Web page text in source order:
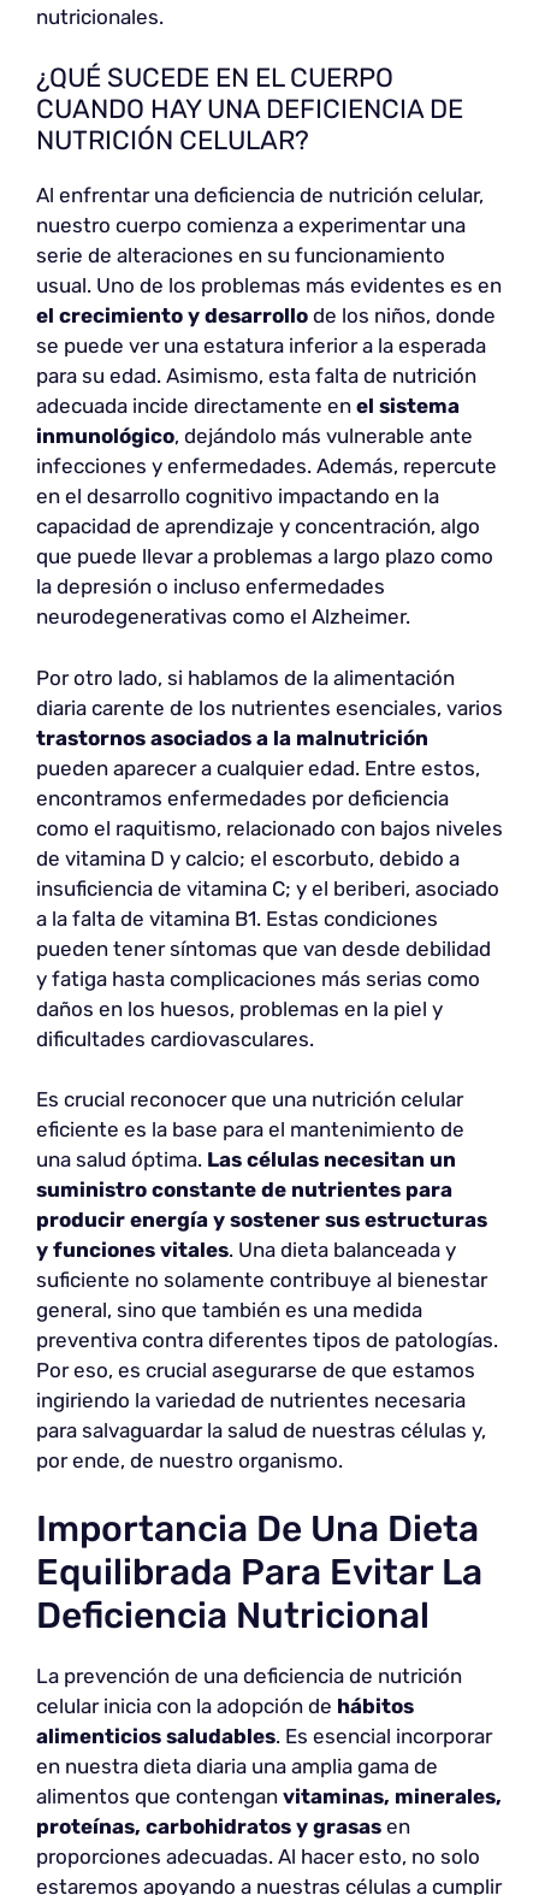
nutricionales.
¿QUÉ SUCEDE EN EL CUERPO
CUANDO HAY UNA DEFICIENCIA DE
NUTRICIÓN CELULAR?
Al enfrentar una deficiencia de nutrición celular,
nuestro cuerpo comienza a experimentar una
serie de alteraciones en su funcionamiento
usual. Uno de los problemas más evidentes es en
el crecimiento y desarrollo de los niños, donde
se puede ver una estatura inferior a la esperada
para su edad. Asimismo, esta falta de nutrición
adecuada incide directamente en el sistema
inmunológico, dejándolo más vulnerable ante
infecciones y enfermedades. Además, repercute
en el desarrollo cognitivo impactando en la
capacidad de aprendizaje y concentración, algo
que puede llevar a problemas a largo plazo como
la depresión o incluso enfermedades
neurodegenerativas como el Alzheimer.
Por otro lado, si hablamos de la alimentación
diaria carente de los nutrientes esenciales, varios
trastornos asociados a la malnutrición
pueden aparecer a cualquier edad. Entre estos,
encontramos enfermedades por deficiencia
como el raquitismo, relacionado con bajos niveles
de vitamina D y calcio; el escorbuto, debido a
insuficiencia de vitamina C; y el beriberi, asociado
a la falta de vitamina B1. Estas condiciones
pueden tener síntomas que van desde debilidad
y fatiga hasta complicaciones más serias como
daños en los huesos, problemas en la piel y
dificultades cardiovasculares.
Es crucial reconocer que una nutrición celular
eficiente es la base para el mantenimiento de
una salud óptima. Las células necesitan un
suministro constante de nutrientes para
producir energía y sostener sus estructuras
y funciones vitales. Una dieta balanceada y
suficiente no solamente contribuye al bienestar
general, sino que también es una medida
preventiva contra diferentes tipos de patologías.
Por eso, es crucial asegurarse de que estamos
ingiriendo la variedad de nutrientes necesaria
para salvaguardar la salud de nuestras células y,
por ende, de nuestro organismo.
Importancia De Una Dieta
Equilibrada Para Evitar La
Deficiencia Nutricional
La prevención de una deficiencia de nutrición
celular inicia con la adopción de hábitos
alimenticios saludables. Es esencial incorporar
en nuestra dieta diaria una amplia gama de
alimentos que contengan vitaminas, minerales,
proteínas, carbohidratos y grasas en
proporciones adecuadas. Al hacer esto, no solo
estaremos apoyando a nuestras células a cumplir